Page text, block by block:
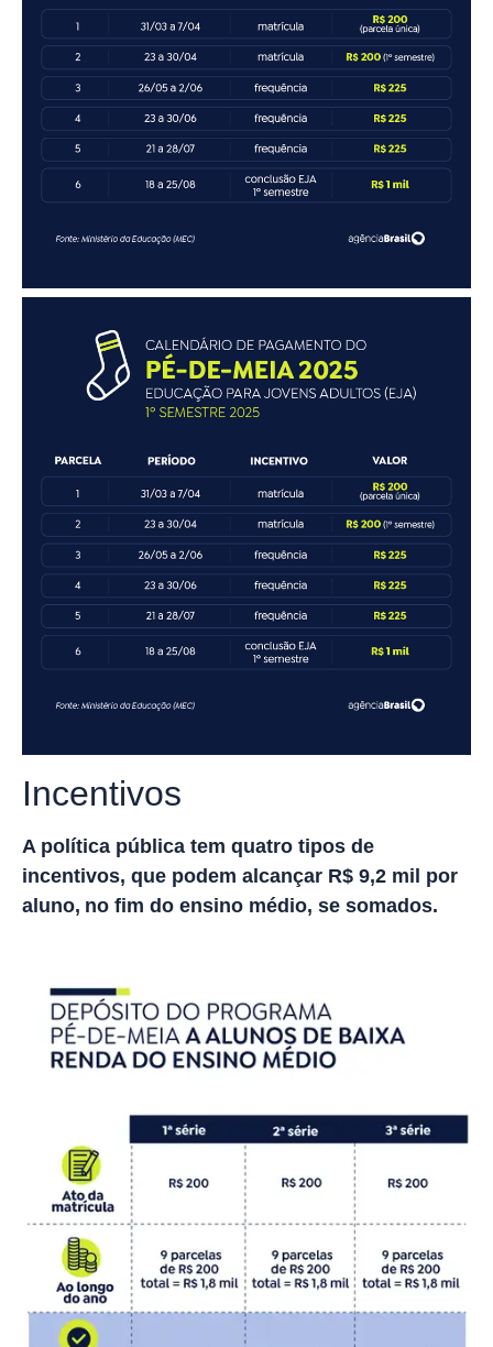
Incentivos
A política pública tem quatro tipos de
incentivos, que podem alcançar R$ 9,2 mil por
aluno, no fim do ensino médio, se somados.